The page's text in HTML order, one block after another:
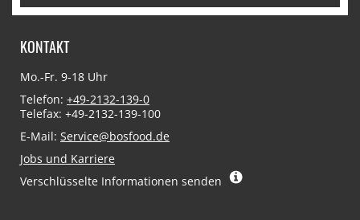
KONTAKT
Mo.-Fr. 9-18 Uhr
Telefon: +49-2132-139-0
Telefax: +49-2132-139-100
E-Mail: Service@bosfood.de
Jobs und Karriere
Verschlüsselte Informationen senden